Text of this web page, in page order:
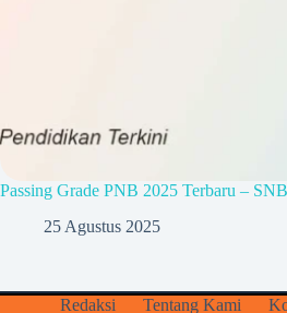
Passing Grade PNB 2025 Terbaru –
25 Agustus 2025
Redaksi Tentang Kami